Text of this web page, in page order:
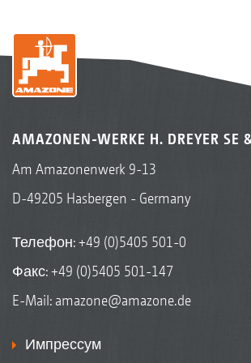
AMAZONEN-WERKE H. DREYER SE
Am Amazonenwerk 9-13
D-49205 Hasbergen - Germany
Телефон:+49 (0)5405 501-0
Факс: +49 (0)5405 501-147
E-Mail: amazone@amazone.de
Импрессум